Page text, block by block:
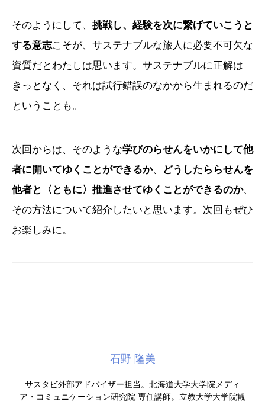
そのようにして、 挑戦し、経験を次に繋げていこうと
する意志こそが、サステナブルな旅人に必要不可欠な
資質だとわたしは思います。サステナブルに正解は
きっとなく、それは試行錯誤のなかから生まれるのだ
ということも。
次回からは、そのような学びのらせんをいかにして他
者に開いてゆくことができるか、
どうしたららせんを
他者と〈ともに〉推進させてゆくことができるのか、
その方法について紹介したいと思います。次回もぜひ
お楽しみに。
石野 隆美
サスタビ外部アドバイザー担当。北海道大学大学院メディ
ア・コミュニケーション研究院 専任講師。立教大学大学院観